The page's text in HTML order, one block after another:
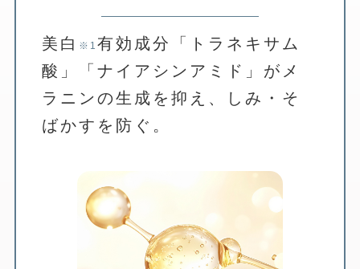
美白 ※1 有効成分「トラネキサム
酸」「ナイアシンアミド」がメ
ラニンの生成を抑え、しみ・そ
ばかすを防ぐ。